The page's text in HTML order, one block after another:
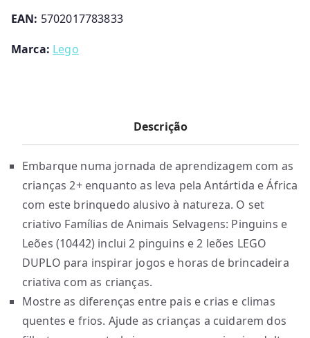
leões
EAN: 5702017783833
Marca: Lego
Descrição
Embarque numa jornada de aprendizagem com as
crianças 2+ enquanto as leva pela Antártida e África
com este brinquedo alusivo à natureza. O set
criativo Famílias de Animais Selvagens: Pinguins e
Leões (10442) inclui 2 pinguins e 2 leões LEGO
DUPLO para inspirar jogos e horas de brincadeira
criativa com as crianças.
Mostre as diferenças entre pais e crias e climas
quentes e frios. Ajude as crianças a cuidarem dos